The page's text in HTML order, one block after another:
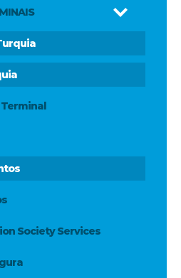
Society Services